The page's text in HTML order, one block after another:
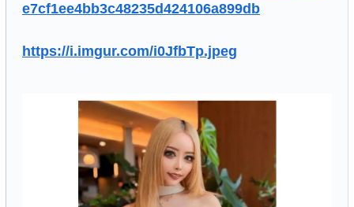
e7cf1ee4bb3c48235d424106a899db
https://i.imgur.com/i0JfbTp.jpeg